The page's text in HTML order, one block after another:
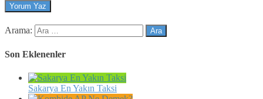
Arama:
Son Eklenenler
Sakarya En Yakın Taksi